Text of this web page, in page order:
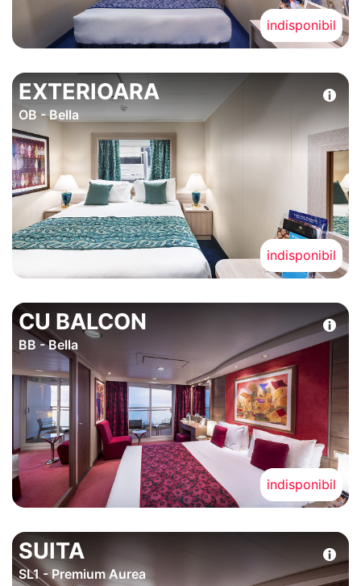
indisponibil
EXTERIOARA
OB - Bella
indisponibil
CU BALCON
BB - Bella
indisponibil
SUITA
SL1 - Premium Aurea